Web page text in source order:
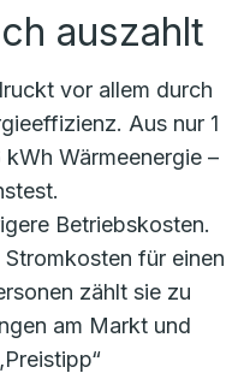
auszahlt
vor allem durch
Aus nur 1
Wärmeenergie –
Betriebskosten.
für einen
zählt sie zu
am Markt und